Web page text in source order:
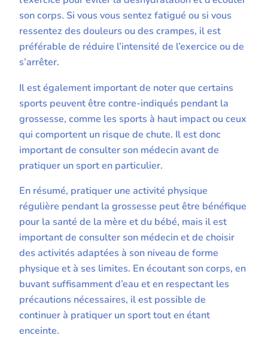
son corps. Si vous vous sentez fatigué ou si vous
ressentez des douleurs ou des crampes, il est
préférable de réduire l’intensité de l’exercice ou de
s’arrêter.
Il est également important de noter que certains
sports peuvent être contre-indiqués pendant la
grossesse, comme les sports à haut impact ou ceux
qui comportent un risque de chute. Il est donc
important de consulter son médecin avant de
pratiquer un sport en particulier.
En résumé, pratiquer une activité physique
régulière pendant la grossesse peut être bénéfique
pour la santé de la mère et du bébé, mais il est
important de consulter son médecin et de choisir
des activités adaptées à son niveau de forme
physique et à ses limites. En écoutant son corps, en
buvant suffisamment d’eau et en respectant les
précautions nécessaires, il est possible de
continuer à pratiquer un sport tout en étant
enceinte.